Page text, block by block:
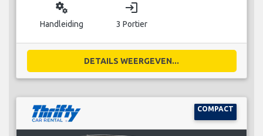
miscellaneous_services
Handleiding
login
3 Portier
DETAILS WEERGEVEN...
COMPACT